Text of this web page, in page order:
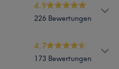
4.9
226 Bewertungen
4.7
173 Bewertungen